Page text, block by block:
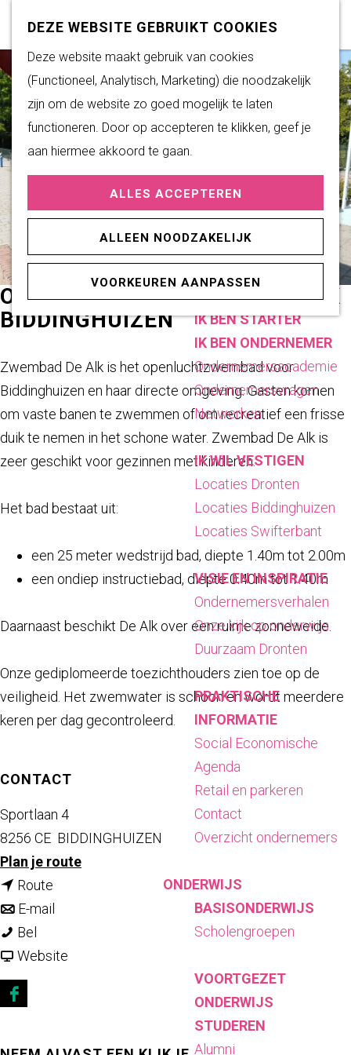
DEZE WEBSITE GEBRUIKT COOKIES
Deze website maakt gebruik van cookies
(Functioneel, Analytisch, Marketing) die noodzakelijk
zijn om de website zo goed mogelijk te laten
functioneren. Door op accepteren te klikken, geef je
aan hiermee akkoord te gaan.
ALLES ACCEPTEREN
ALLEEN NOODZAKELIJK
VOORKEUREN AANPASSEN
G
a
n
a
a
r
e
h
o
m
e
a
g
e
K
Z
e
k
M
e
DUURZAAM WONEN
Duurzame initiatieven
Fairtrade Gemeente
Het Energieloket
PRAKTISCHE
INFORMATIE
Verenigingen
ONDERNEMEN
IK BEN STARTER
IK BEN ONDERNEMER
Ondernemersacademie
Ondernemersvragen
Netwerken
IK WIL VESTIGEN
Locaties Dronten
Locaties Biddinghuizen
Locaties Swifterbant
VISIE EN INSPIRATIE
Ondernemersverhalen
Onze kijk op onderwijs
Duurzaam Dronten
PRAKTISCHE
INFORMATIE
Social Economische
Agenda
Retail en parkeren
Contact
Overzicht ondernemers
ONDERWIJS
BASISONDERWIJS
Scholengroepen
VOORTGEZET
ONDERWIJS
STUDEREN
Alumni
OPENLUCHT ZWEMBAD DE ALK
BIDDINGHUIZEN
Zwembad De Alk is het openluchtzwembad voor
Biddinghuizen en haar directe omgeving. Gasten komen
om vaste banen te zwemmen of om recreatief een frisse
duik te nemen in het schone water. Zwembad De Alk is
zeer geschikt voor gezinnen met kinderen.
Het bad bestaat uit:
een 25 meter wedstrijd bad, diepte 1.40m tot 2.00m
een ondiep instructiebad, diepte 0.40m tot 1.40m
Daarnaast beschikt De Alk over een ruime zonneweide.
Onze gediplomeerde toezichthouders zien toe op de
veiligheid. Het zwemwater is schoon en wordt meerdere
keren per dag gecontroleerd.
CONTACT
Sportlaan 4
8256 CE BIDDINGHUIZEN
Plan je routen
l
Route
a
r
n
E-mail
a
e
Bel
p
u
Website
p
F
c